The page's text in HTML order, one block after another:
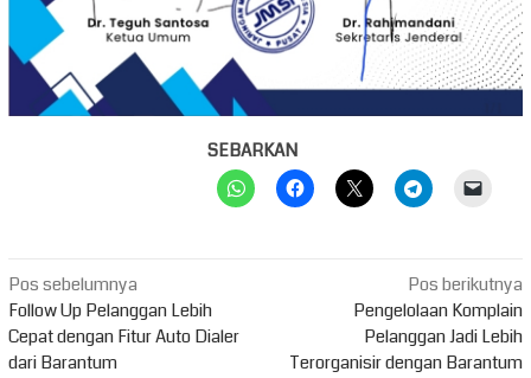
SEBARKAN
Navigasi
pos
Pos sebelumnya
Follow Up Pelanggan Lebih
Cepat dengan Fitur Auto Dialer
dari Barantum
Pos berikutnya
Pengelolaan Komplain
Pelanggan Jadi Lebih
Terorganisir dengan Barantum